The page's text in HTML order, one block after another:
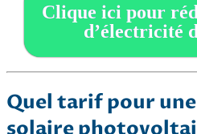
Clique ici pour
d’électricité
Quel tarif pour
solaire